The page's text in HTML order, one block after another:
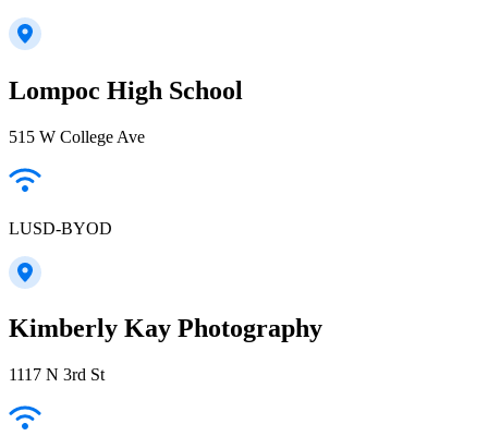
Lompoc High School
515 W College Ave
LUSD-BYOD
Kimberly Kay Photography
1117 N 3rd St